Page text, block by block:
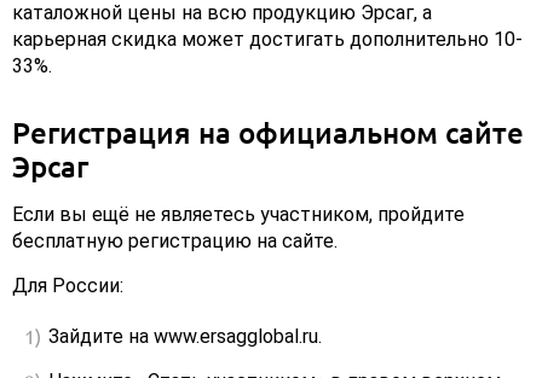
каталожной цены на всю продукцию Эрсаг, а
карьерная скидка может достигать дополнительно 10-
33%.
Регистрация на официальном сайте
Эрсаг
Если вы ещё не являетесь участником, пройдите
бесплатную регистрацию на сайте.
Для России:
Зайдите на www.ersagglobal.ru.